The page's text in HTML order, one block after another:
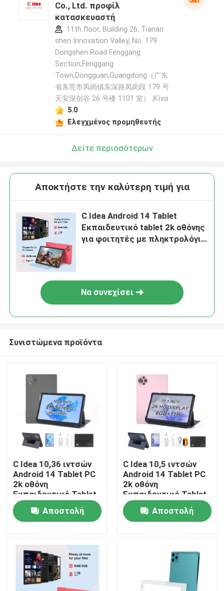
Αρχική Σελίδα
Προϊόντα
Βίντεο
Co., Ltd. προφίλ
κατασκευαστή
11th floor, Building 26, Tianan
shen Innovation Valley, No. 179
Dongshen Road Fenggang
Section,Fenggang
Town,Dongguan,Guangdong（广东
省东莞市凤岗镇东深路凤岗段 179 号
天安深创谷 26 号楼 1101 室） ,Κίνα
5.0
Ελεγχμένος προμηθευτής
Δείτε περισσότερων
Αποκτήστε την καλύτερη τιμή για
C Idea Android 14 Tablet
Εκπαιδευτικό tablet 2k οθόνης
για φοιτητές με πληκτρολόγιο
Να συνεχίσει
Συνιστώμενα προϊόντα
C Idea 10,36 ιντσών
Android 14 Tablet PC
2k οθόνη
Εκπαιδευτικό Tablet
για τους μαθητές
R1036 Αποστολή
C Idea 10,5 ιντσών
Android 14 Tablet PC
2k οθόνη
Εκπαιδευτικό Tablet
Για Σπουδαστές
CM10500 Plus
Αποστολή